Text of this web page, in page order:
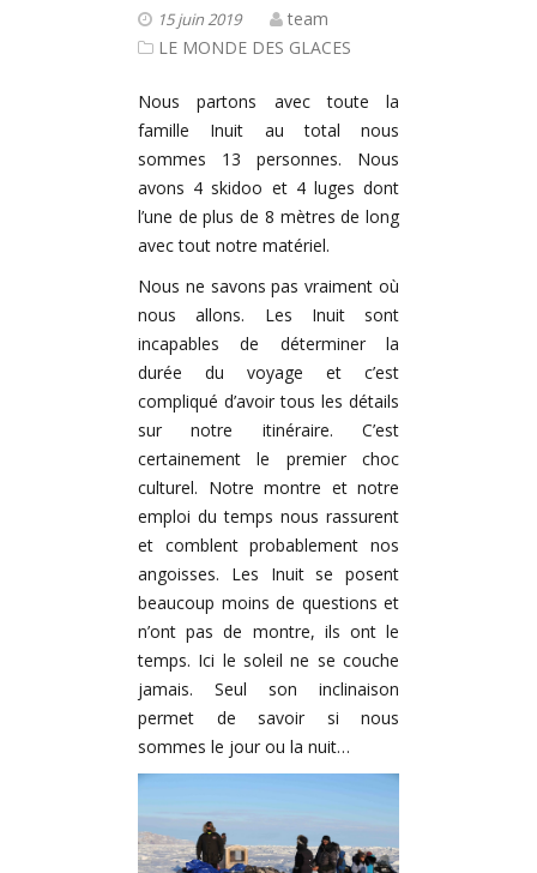
15 juin 2019
team
LE MONDE DES GLACES
Nous partons avec toute la
famille Inuit au total nous
sommes 13 personnes. Nous
avons 4 skidoo et 4 luges dont
l’une de plus de 8 mètres de long
avec tout notre matériel.
Nous ne savons pas vraiment où
nous allons. Les Inuit sont
incapables de déterminer la
durée du voyage et c’est
compliqué d’avoir tous les détails
sur notre itinéraire. C’est
certainement le premier choc
culturel. Notre montre et notre
emploi du temps nous rassurent
et comblent probablement nos
angoisses. Les Inuit se posent
beaucoup moins de questions et
n’ont pas de montre, ils ont le
temps. Ici le soleil ne se couche
jamais. Seul son inclinaison
permet de savoir si nous
sommes le jour ou la nuit…